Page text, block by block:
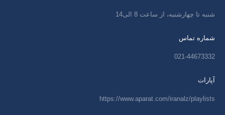
شنبه تا چهارشنبه، از ساعت 8 الی14
شماره تماس
021-44673332
آپارات
https://www.aparat.com/iranalz/playlists